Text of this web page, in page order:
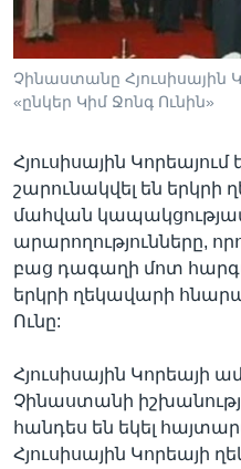
Լեզուներ
Չինաստանը Հյուսիսային
«ընկեր Կիմ Ջոնգ Ունին»
Հյուսիսային
շարունակվել են երկրի
մահվան
արարողությունները,
բաց դագաղի մոտ
երկրի ղեկավարի
Ունը:
Հյուսիսային Կորեայի
Չինաստանի
հանդես են եկել
Հյուսիսային